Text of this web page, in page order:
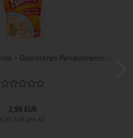
- Gebratenes Perubohnenmus...
2,99 EUR
6,95 EUR pro KG